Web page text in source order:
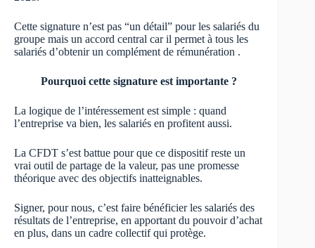
Cette signature n’est pas “un détail” pour les salariés du
groupe mais un accord central car il permet à tous les
salariés d’obtenir un complément de rémunération .
Pourquoi cette signature est importante ?
La logique de l’intéressement est simple : quand
l’entreprise va bien, les salariés en profitent aussi.
La CFDT s’est battue pour que ce dispositif reste un
vrai outil de partage de la valeur, pas une promesse
théorique avec des objectifs inatteignables.
Signer, pour nous, c’est faire bénéficier les salariés des
résultats de l’entreprise, en apportant du pouvoir d’achat
en plus, dans un cadre collectif qui protège.